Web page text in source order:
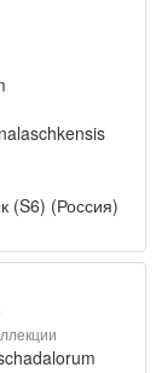
(S6) (Россия)